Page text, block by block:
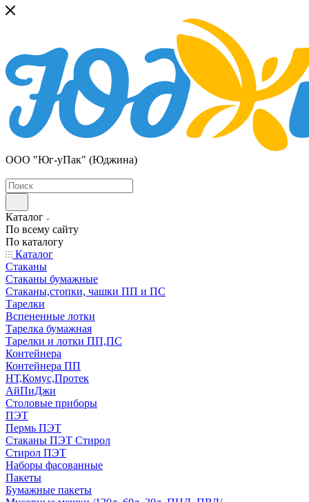
ООО "Юг-уПак" (Юджина)
Каталог
По всему сайту
По каталогу
Каталог
Стаканы
Стаканы бумажные
Стаканы,стопки, чашки ПП и ПС
Тарелки
Вспененные лотки
Тарелка бумажная
Тарелки и лотки ПП,ПС
Контейнера
Контейнера ПП
НТ,Комус,Протек
АйПиДжи
Столовые приборы
ПЭТ
Пермь ПЭТ
Стаканы ПЭТ Стирол
Стирол ПЭТ
Наборы фасованные
Пакеты
Бумажные пакеты